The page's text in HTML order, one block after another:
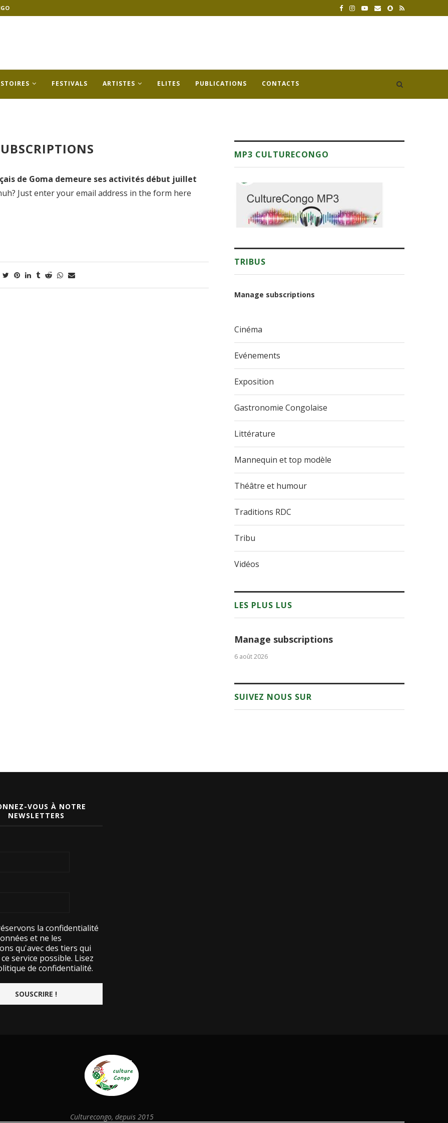
FESTIVALS ARTISTES ELITES PUBLICATIONS CONTACTS
de Goma demeure ses activités début juillet
Just enter your email address in the form here
MP3 CULTURECONGO
TRIBUS
Manage subscriptions
Cinéma
Evénements
Exposition
Gastronomie Congolaise
Littérature
Mannequin et top modèle
Théâtre et humour
Traditions RDC
Tribu
Vidéos
LES PLUS LUS
Manage subscriptions
6 août 2026
SUIVEZ NOUS SUR
VOUS À NOTRE
NEWSLETTERS
la confidentialité
et ne les
qu'avec des tiers qui
service possible. Lisez
de confidentialité.
Culturecongo, depuis 2015